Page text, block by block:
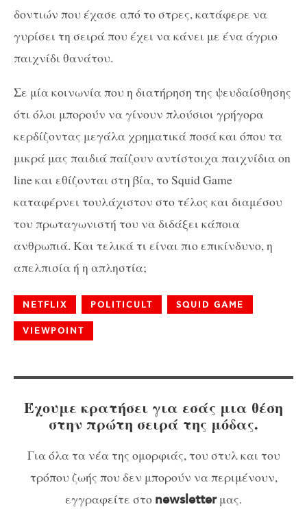
δοντιών που έχασε από το στρες, κατάφερε να
γυρίσει τη σειρά που έχει να κάνει με ένα άγριο
παιχνίδι θανάτου.
Σε μία κοινωνία που η διατήρηση της ψευδαίσθησης
ότι όλοι μπορούν να γίνουν πλούσιοι γρήγορα
κερδίζοντας μεγάλα χρηματικά ποσά και όπου τα
μικρά μας παιδιά παίζουν αντίστοιχα παιχνίδια on
line και εθίζονται στη βία, το Squid Game
καταφέρνει τουλάχιστον στο τέλος και διαμέσου
του πρωταγωνιστή του να διδάξει κάποια
ανθρωπιά. Και τελικά τι είναι πιο επικίνδυνο, η
απελπισία ή η απληστία;
NETFLIX POLITICULT SQUID GAME
VIEWPOINT
Έχουμε κρατήσει για εσάς μια θέση
στην πρώτη σειρά της μόδας.
Για όλα τα νέα της ομορφιάς, του στυλ και του
τρόπου ζωής που δεν μπορούν να περιμένουν,
εγγραφείτε στο newsletterμας.